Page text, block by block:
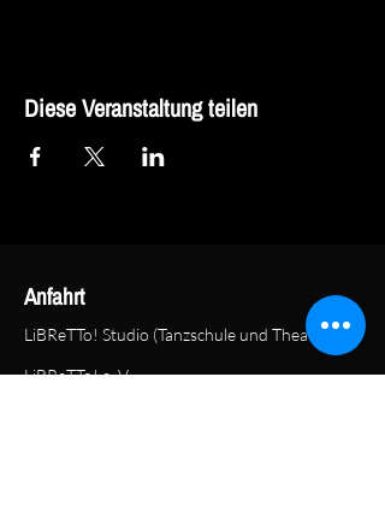
Diese Veranstaltung teilen
Anfahrt
LiBReTTo! Studio (Tanzschule und Theater)
LiBReTTo! e. V.